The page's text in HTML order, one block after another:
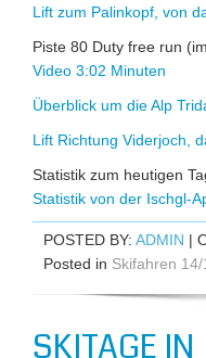
Lift zum Palinkopf, von
Piste 80 Duty free run
Video 3:02 Minuten
Überblick um die Alp
Lift Richtung Viderjoch,
Statistik zum heutigen
Statistik von der Ischgl-
POSTED BY: ADMIN |
Posted in Skifahren 14/
SKITAGE IN